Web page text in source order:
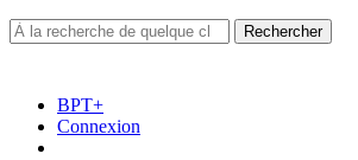
BPT+
Connexion